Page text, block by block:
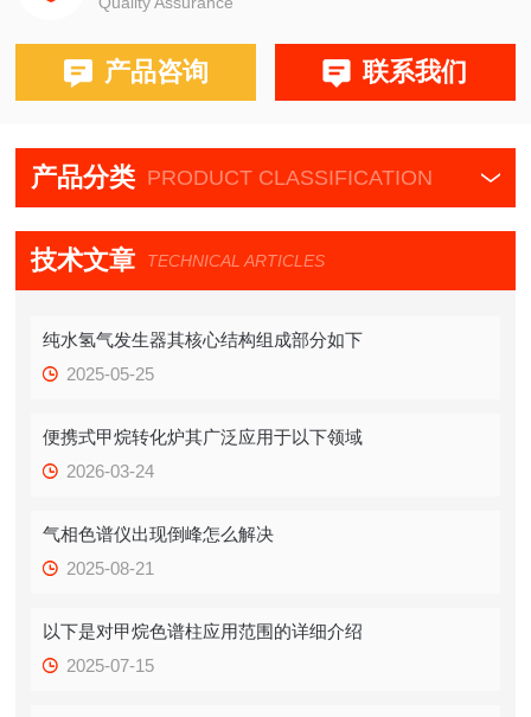
产品咨询 联系我们
产品分类 PRODUCT CLASSIFICATION
技术文章 TECHNICAL ARTICLES
纯水氢气发生器其核心结构组成部分如下
2025-05-25
便携式甲烷转化炉其广泛应用于以下领域
2026-03-24
气相色谱仪出现倒峰怎么解决
2025-08-21
以下是对甲烷色谱柱应用范围的详细介绍
2025-07-15